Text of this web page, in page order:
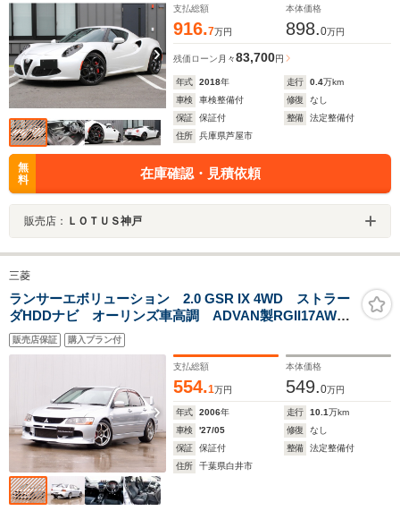
支払総額
916.7万円
本体価格
898.0万円
残価ローン 月々83,700円
年式 2018年 走行 0.4万km
車検
車検整備付 修復
なし
保証
保証付 整備
法定整備付
住所
兵庫県芦屋市
無
料
在庫確認・見積依頼
販売店： ＬＯＴＵＳ神戸
三菱
ランサーエボリューション 2.0 GSR IX 4WD ストラー
ダHDDナビ オーリンズ車高調 ADVAN製RGII17AW
MRバンパー MRヘッドライト チタンマフラー オイ
ルクーラー RECARO タイミングベルト交換済 Defi
追加メーター フェニックスパワーオリジナルCPU
販売店保証 購入プラン付
支払総額
554.1万円
本体価格
549.0万円
年式 2006年 走行 10.1万km
車検
'27/05 修復
なし
保証
保証付 整備
法定整備付
住所
千葉県白井市